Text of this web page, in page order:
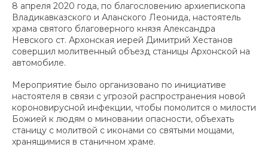
8 апреля 2020 года, по благословению архиепископа
Владикавказского и Аланского Леонида, настоятель
храма святого благоверного князя Александра
Невского ст. Архонская иерей Димитрий Хестанов
совершил молитвенный объезд станицы Архонской на
автомобиле.
Мероприятие было организовано по инициативе
настоятеля в связи с угрозой распространения новой
короновирусной инфекции, чтобы помолится о милости
Божией к людям о миновании опасности, объехать
станицу с молитвой с иконами со святыми мощами,
хранящимися в станичном храме.